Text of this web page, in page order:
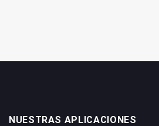
NUESTRAS APLICACIONES